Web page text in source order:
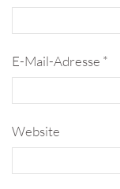
E-Mail-Adresse *
Website